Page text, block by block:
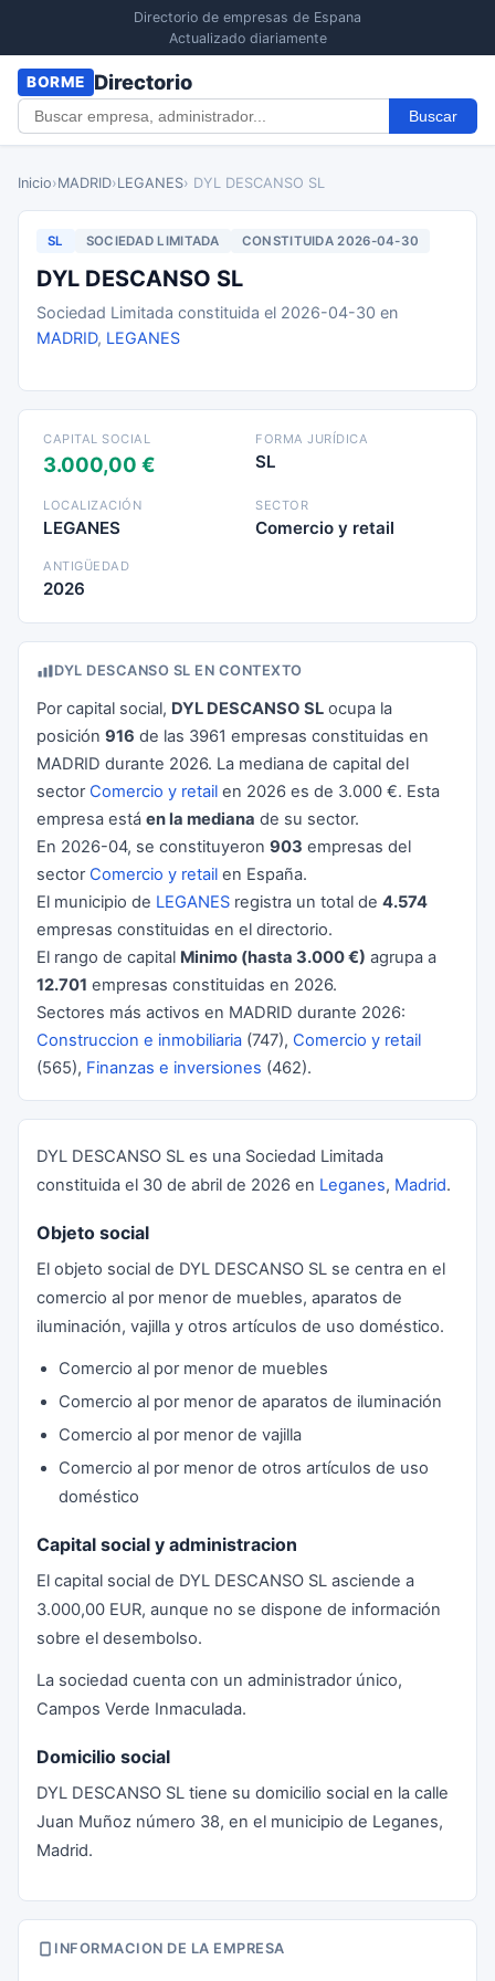
Directorio de empresas de Espana
Actualizado diariamente
BORME Directorio
Buscar
Inicio›MADRID›LEGANES› DYL DESCANSO SL
SL SOCIEDAD LIMITADA CONSTITUIDA 2026-04-30
DYL DESCANSO SL
Sociedad Limitada constituida el 2026-04-30 en
MADRID, LEGANES
CAPITAL SOCIAL
3.000,00 €
FORMA JURÍDICA
SL
LOCALIZACIÓN
LEGANES
SECTOR
Comercio y retail
ANTIGÜEDAD
2026
DYL DESCANSO SL EN CONTEXTO
Por capital social, DYL DESCANSO SL ocupa la
posición 916 de las 3961 empresas constituidas en
MADRID durante 2026. La mediana de capital del
sector Comercio y retail en 2026 es de 3.000 €. Esta
empresa está en la mediana de su sector.
En 2026-04, se constituyeron 903 empresas del
sector Comercio y retail en España.
El municipio de LEGANES registra un total de 4.574
empresas constituidas en el directorio.
El rango de capital Minimo (hasta 3.000 €) agrupa a
12.701 empresas constituidas en 2026.
Sectores más activos en MADRID durante 2026:
Construccion e inmobiliaria (747), Comercio y retail
(565), Finanzas e inversiones (462).
DYL DESCANSO SL es una Sociedad Limitada
constituida el 30 de abril de 2026 en Leganes, Madrid.
Objeto social
El objeto social de DYL DESCANSO SL se centra en el
comercio al por menor de muebles, aparatos de
iluminación, vajilla y otros artículos de uso doméstico.
Comercio al por menor de muebles
Comercio al por menor de aparatos de iluminación
Comercio al por menor de vajilla
Comercio al por menor de otros artículos de uso
doméstico
Capital social y administracion
El capital social de DYL DESCANSO SL asciende a
3.000,00 EUR, aunque no se dispone de información
sobre el desembolso.
La sociedad cuenta con un administrador único,
Campos Verde Inmaculada.
Domicilio social
DYL DESCANSO SL tiene su domicilio social en la calle
Juan Muñoz número 38, en el municipio de Leganes,
Madrid.
INFORMACION DE LA EMPRESA